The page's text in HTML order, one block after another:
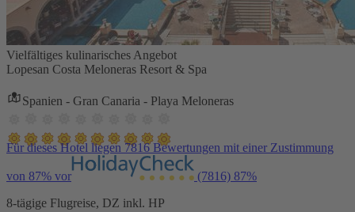
Vielfältiges kulinarisches Angebot
Lopesan Costa Meloneras Resort & Spa
Spanien - Gran Canaria - Playa Meloneras
Für dieses Hotel liegen 7816 Bewertungen mit einer Zustimmung
von 87% vor (7816) 87%
8-tägige Flugreise, DZ inkl. HP